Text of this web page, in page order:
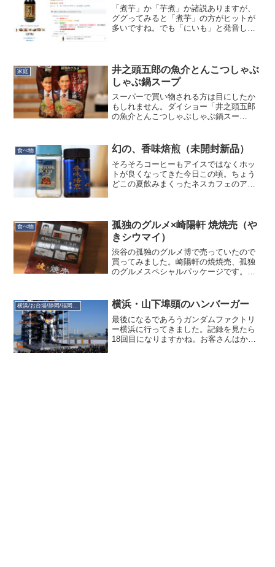
「煮芋」か「芋煮」か諸説ありますが、
ググってみると「煮芋」の方がヒットが
多いですね。でも「にいも」と発音して
やはりググってみたところ...
家庭
井之頭五郎の魚介とんこつしゃぶ
しゃぶ鍋スープ
スーパーで買い物される方は目にしたか
もしれません。ダイショー「井之頭五郎
の魚介とんこつしゃぶしゃぶ鍋スー
五郎が追い求める❝究極のスープ❞を、フ
ードスタイリスト...
食べ物 幻の、香味焙煎（未開封新品）
そろそろコーヒーもアイスではなくホッ
トが良くなってきた今日この頃。ちょう
どこの夏飲みまくったネスカフェのアイ
ら……２年前くらいに終売し...
食べ物
孤独のグルメ×崎陽軒 焼焼売（や
きシウマイ）
渋谷の孤独のグルメ博で売っていたので
買ってみました。崎陽軒の焼焼売、孤独
のグルメスペシャルパッケージです。こ
しました（笑コミックだとジェット（焼
売）のせいで歯車が狂うの...
横浜/お台場/静岡/福岡ガンダム 横浜・山下埠頭のハンバーガー
最後になるであろうガンダムファクトリ
ー横浜に行ってきました。記録を見たら
18回目になりますかね。お客さんはかな